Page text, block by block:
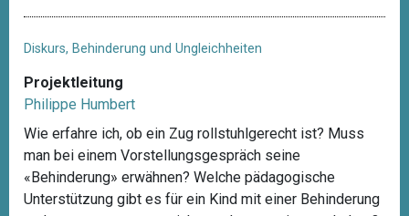
b
r
i
o
n
e
M
Diskurs, Behinderung und Ungleichheiten
Projektleitung
Philippe Humbert
Wie erfahre ich, ob ein Zug rollstuhlgerecht ist? Muss
man bei einem Vorstellungsgespräch seine
«Behinderung» erwähnen? Welche pädagogische
Unterstützung gibt es für ein Kind mit einer Behinderung